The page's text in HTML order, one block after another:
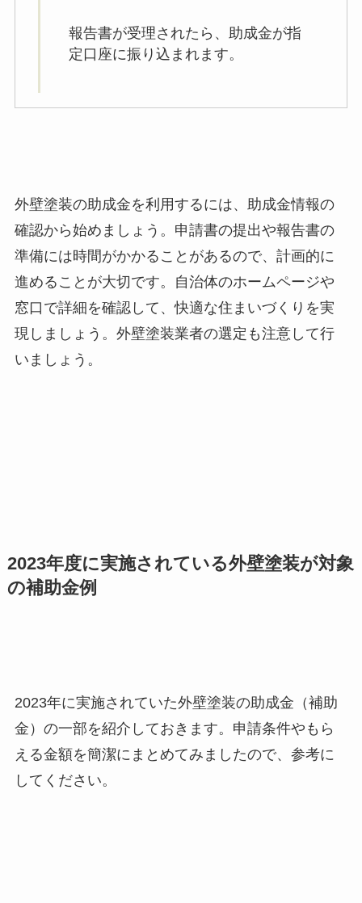
報告書が受理されたら、助成金が指
定口座に振り込まれます。
外壁塗装の助成金を利用するには、助成金情報の
確認から始めましょう。申請書の提出や報告書の
準備には時間がかかることがあるので、計画的に
進めることが大切です。自治体のホームページや
窓口で詳細を確認して、快適な住まいづくりを実
現しましょう。外壁塗装業者の選定も注意して行
いましょう。
2023年度に実施されている外壁塗装が対象
の補助金例
2023年に実施されていた外壁塗装の助成金（補助
金）の一部を紹介しておきます。 申請条件やもら
える金額を簡潔にまとめてみましたので、参考に
してください。